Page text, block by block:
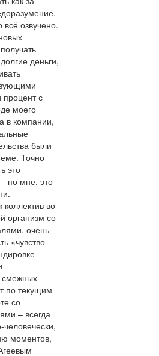
озвучено.
деньги,
с
моего
в компании,
были
Точно
это
- по мне, это
коллектив во
организм со
очень
«чувство
–
смежных
по текущим
со
– всегда
моментов,